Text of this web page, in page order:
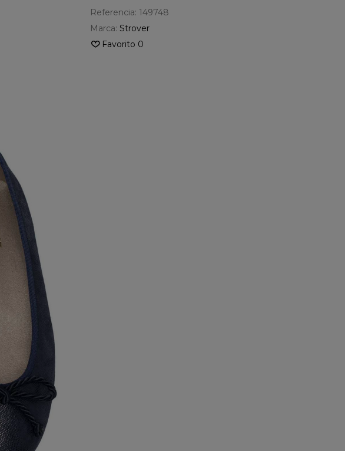
Referencia: 149748
Marca: Strover
Favorito 0